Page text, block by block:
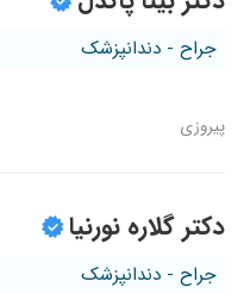
جراح - دندانپزشک
پیروزی
دکتر گلاره نورنیا
جراح - دندانپزشک